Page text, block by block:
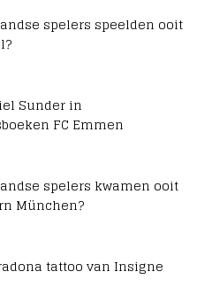
spelers speelden ooit
Sunder in
FC Emmen
spelers kwamen ooit
München?
tattoo van Insigne